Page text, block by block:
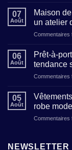
07
Août
Maison
un atelier
Commentaires
06
Août
Prêt-à-
tendance
Commentaires
05
Août
robe
Commentaires
NEWSLETTER